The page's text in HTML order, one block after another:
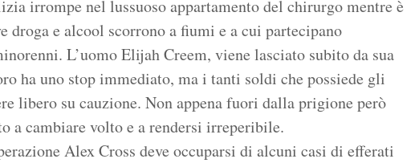
irrompe nel lussuoso appartamento del chirurgo mentre è
droga e alcool scorrono a fiumi e a cui partecipano
L’uomo Elijah Creem, viene lasciato subito da sua
ha uno stop immediato, ma i tanti soldi che possiede gli
libero su cauzione. Non appena fuori dalla prigione però
a cambiare volto e a rendersi irreperibile.
Alex Cross deve occuparsi di alcuni casi di efferati